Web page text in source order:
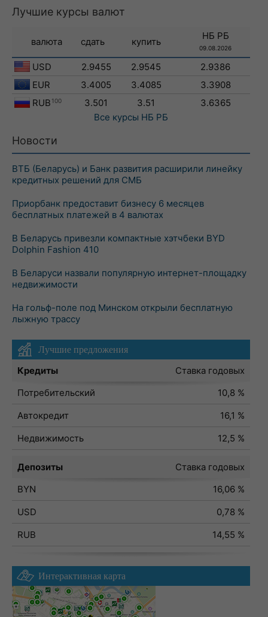
Лучшие курсы валют
валюта сдать купить
НБ РБ
09.08.2026
USD 2.9455 2.9545
2.9386
EUR
3.4005 3.4085
3.3908
RUB 100 3.501 3.51
3.6365
Все курсы НБ РБ
Новости
ВТБ (Беларусь) и Банк развития расширили линейку
кредитных решений для СМБ
Приорбанк предоставит бизнесу 6 месяцев
бесплатных платежей в 4 валютах
В Беларусь привезли компактные хэтчбеки BYD
Dolphin Fashion 410
В Беларуси назвали популярную интернет-площадку
недвижимости
На гольф-поле под Минском открыли бесплатную
лыжную трассу
Лучшие предложения
Кредиты
Ставка годовых
Потребительский
10,8 %
Автокредит
16,1 %
Недвижимость
12,5 %
Депозиты
Ставка годовых
BYN
16,06 %
USD
0,78 %
RUB
14,55 %
Интерактивная карта